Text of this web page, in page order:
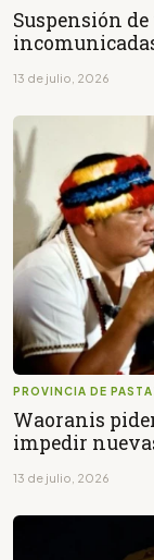
Suspensión
13 de julio, 2026
PROVINCIA DE
Waoranis
impedir
13 de julio, 2026